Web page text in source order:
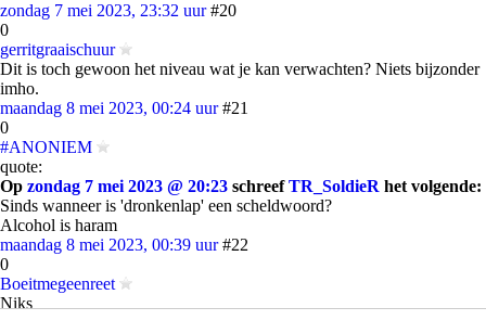
zondag 7 mei 2023, 23:32 uur #20
0
gerritgraaischuur
Dit is toch gewoon het niveau wat je kan verwachten? Niets bijzonder
imho.
maandag 8 mei 2023, 00:24 uur #21
0
#ANONIEM
quote:
Op zondag 7 mei 2023 @ 20:23 schreefTR_SoldieR het volgende:
Sinds wanneer is 'dronkenlap' een scheldwoord?
Alcohol is haram
maandag 8 mei 2023, 00:39 uur #22
0
Boeitmegeenreet
Niks